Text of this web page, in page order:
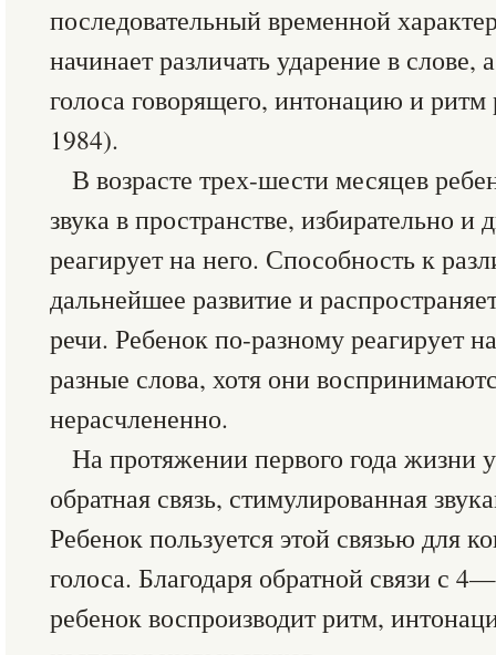
последовательный временной
начинает различать ударение в
голоса говорящего, интонацию и
1984).
В возрасте трех-шести месяцев
звука в пространстве, избирательно
реагирует на него. Способность к
дальнейшее развитие и
речи. Ребенок по-разному реагирует
разные слова, хотя они
нерасчлененно.
На протяжении первого года жизни
обратная связь, стимулированная
Ребенок пользуется этой связью для
голоса. Благодаря обратной связи с
ребенок воспроизводит ритм,